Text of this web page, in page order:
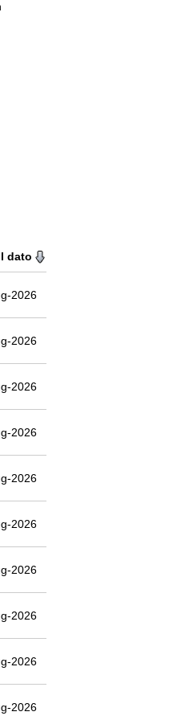
dato
2026
2026
2026
2026
2026
2026
2026
2026
2026
2026